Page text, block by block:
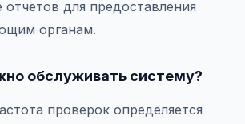
отчётов для предоставления
органам.
обслуживать систему?
проверок определяется